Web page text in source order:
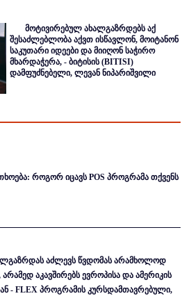
მოტივირებულ ახალგაზრდებს აქ
შესაძლებლობა აქვთ ისწავლონ, მოიტანონ
საკუთარი იდეები და მიიღონ საჭირო
მხარდაჭერა, - ბიტისის (BITISI)
დამფუძნებელი, ლევან ნიპარიშვილი
როგორ იცავს POS პროგრამა თქვენს
აძლევს წვდომას არამხოლოდ
აკავშირებს ევროპისა და ამერიკის
- FLEX პროგრამის კურსდამთავრებული,